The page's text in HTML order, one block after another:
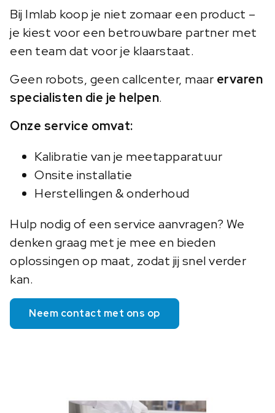
Bij Imlab koop je niet zomaar een product –
je kiest voor een betrouwbare partner met
een team dat voor je klaarstaat.
Geen robots, geen callcenter, maar ervaren
specialisten die je helpen.
Onze service omvat:
Kalibratie van je meetapparatuur
Onsite installatie
Herstellingen & onderhoud
Hulp nodig of een service aanvragen? We
denken graag met je mee en bieden
oplossingen op maat, zodat jij snel verder
kan.
Neem contact met ons op